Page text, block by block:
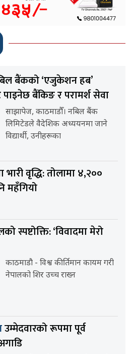
बैंकको ‘एजुकेशन हब’
बैंकिङ र परामर्श सेवा
साझापेज, काठमाडौँ। नबिल बैंक
लिमिटेडले वैदेशिक अध्ययनमा जाने
विद्यार्थी, उनीहरूका
भारी वृद्धि: तोलामा ४,२००
महँगियो
स्पष्टोक्ति: ‘विवादमा मेरो
काठमाडौ - विश्व कीर्तिमान कायम गरी
नेपालको शिर उच्च राख्न
उम्मेदवारको रूपमा पूर्व